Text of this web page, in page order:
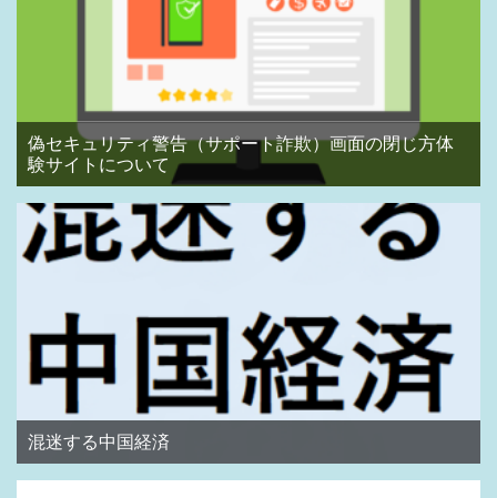
偽セキュリティ警告（サポート詐欺）画面の閉じ方体
験サイトについて
混迷する中国経済